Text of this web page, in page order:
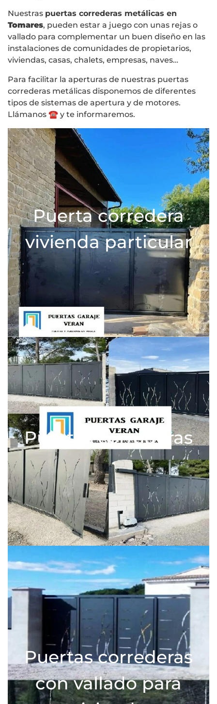
Nuestras puertas correderas metálicas en
Tomares, pueden estar a juego con unas rejas o
vallado para complementar un buen diseño en las
instalaciones de comunidades de propietarios,
viviendas, casas, chalets, empresas, naves…
Para facilitar la aperturas de nuestras puertas
correderas metálicas disponemos de diferentes
tipos de sistemas de apertura y de motores.
Llámanos ☎️ y te informaremos.
Puerta corredera
vivienda particular
Puertas correderas
Puertas correderas
con vallado para